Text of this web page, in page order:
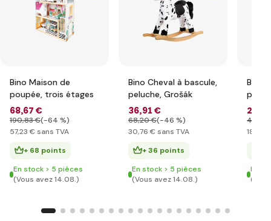
Bino Maison de
poupée, trois étages
68,67 €
190,83 €(-64 %)
57,23 € sans TVA
+ 68 points
En stock > 5 pièces
(Vous avez 14.08.)
Bino Cheval à bascule,
peluche, Grošák
36,91 €
68,20 €(-46 %)
30,76 € sans TVA
+ 36 points
En stock > 5 pièces
(Vous avez 14.08.)
Bino
22
48
18
En